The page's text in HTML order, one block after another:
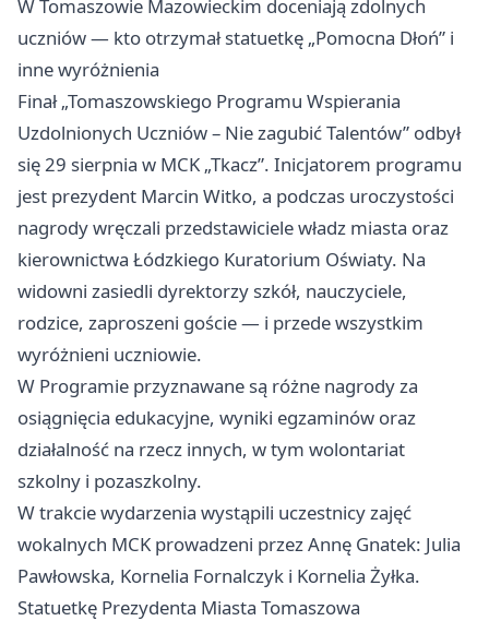
W Tomaszowie Mazowieckim doceniają zdolnych
uczniów — kto otrzymał statuetkę „Pomocna Dłoń” i
inne wyróżnienia
Finał „Tomaszowskiego Programu Wspierania
Uzdolnionych Uczniów – Nie zagubić Talentów” odbył
się 29 sierpnia w MCK „Tkacz”. Inicjatorem programu
jest prezydent Marcin Witko, a podczas uroczystości
nagrody wręczali przedstawiciele władz miasta oraz
kierownictwa Łódzkiego Kuratorium Oświaty. Na
widowni zasiedli dyrektorzy szkół, nauczyciele,
rodzice, zaproszeni goście — i przede wszystkim
wyróżnieni uczniowie.
W Programie przyznawane są różne nagrody za
osiągnięcia edukacyjne, wyniki egzaminów oraz
działalność na rzecz innych, w tym wolontariat
szkolny i pozaszkolny.
W trakcie wydarzenia wystąpili uczestnicy zajęć
wokalnych MCK prowadzeni przez Annę Gnatek: Julia
Pawłowska, Kornelia Fornalczyk i Kornelia Żyłka.
Statuetkę Prezydenta Miasta Tomaszowa